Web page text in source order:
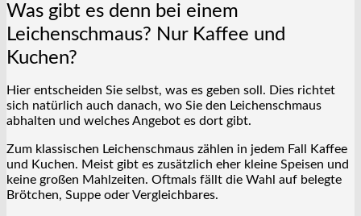
Was gibt es denn bei einem
Leichenschmaus? Nur Kaffee und
Kuchen?
Hier entscheiden Sie selbst, was es geben soll. Dies richtet
sich natürlich auch danach, wo Sie den Leichenschmaus
abhalten und welches Angebot es dort gibt.
Zum klassischen Leichenschmaus zählen in jedem Fall Kaffee
und Kuchen. Meist gibt es zusätzlich eher kleine Speisen und
keine großen Mahlzeiten. Oftmals fällt die Wahl auf belegte
Brötchen, Suppe oder Vergleichbares.